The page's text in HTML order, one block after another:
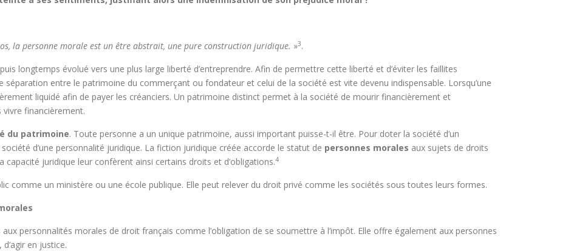
la personne morale est un être abstrait, une pure construction juridique. »3.
longtemps évolué vers une plus large liberté d’entreprendre. Afin de permettre cette liberté et d’éviter les faillites
entre le patrimoine du commerçant ou fondateur et celui de la société est vite devenu indispensable. Lorsqu’une
liquidé afin de payer les créanciers. Un patrimoine distinct permet à la société de mourir financièrement et
financièrement.
du patrimoine. Toute personne a un unique patrimoine, aussi important puisse-t-il être. Pour doter la société d’un
d’une personnalité juridique. La fiction juridique créée accorde le statut de personnes morales aux sujets de droits
capacité juridique leur confèrent ainsi certains droits et d’obligations.4
comme un ministère ou une école publique. Elle peut relever du droit privé comme les sociétés sous toutes leurs formes.
personnalités morales de droit français comme l’obligation de se soumettre à l’impôt. Elle offre également aux personnes
en justice.